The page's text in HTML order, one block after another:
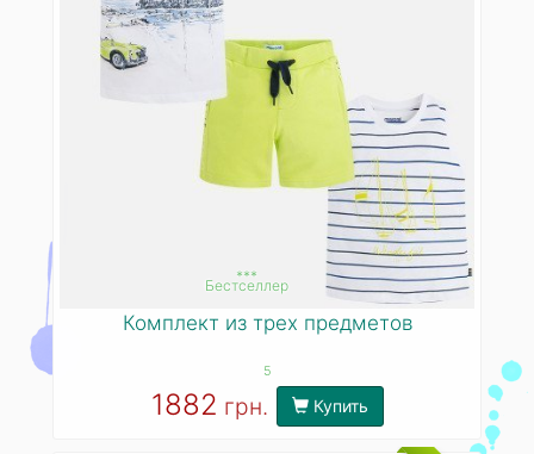
***
Бестселлер
Комплект из трех предметов
5
1882 грн. Купить